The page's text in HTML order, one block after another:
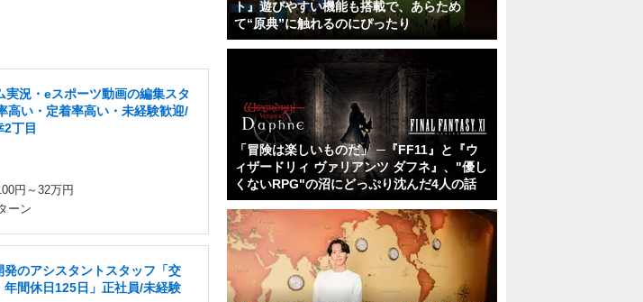
実況・eスポーツ動画の編集スタ
高い・定着率高い・未経験歓迎/
丁目
円～32万円
ーン
発のアシスタントスタッフ「交
年間休日125日」正社員/未経験
ト』遊びやすい機能も搭載で、あらため
て“原典”に触れるのにぴったり
「冒険は楽しいものだ」 ─『FF11』と『ウ
ィザードリィ ヴァリアンツ ダフネ』、"優し
くないRPG"の沼にどっぷり沈んだ4人の話